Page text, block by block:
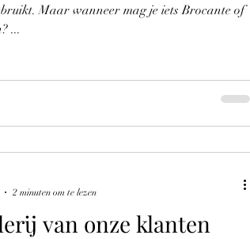
Maar wanneer mag je iets Brocante of
...
van onze klanten
2 minuten om te lezen